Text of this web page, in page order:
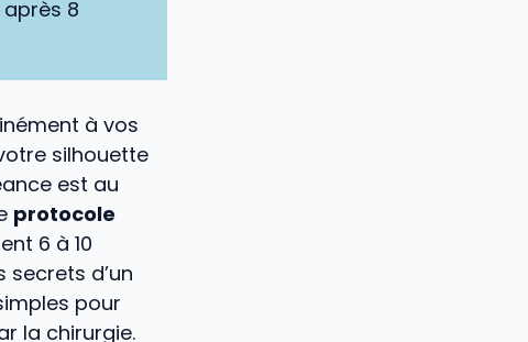
8
à vos
silhouette
est au
protocole
6 à 10
d’un
pour
la chirurgie.